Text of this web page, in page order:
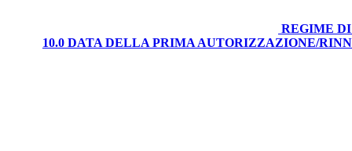
REGIME
10.0 DATA DELLA PRIMA AUTORIZZAZIONE/